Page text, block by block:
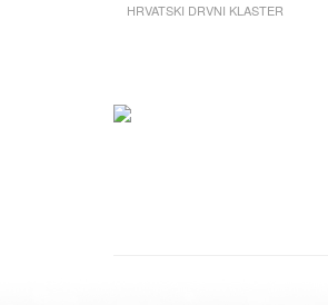
HRVATSKI DRVNI KLASTER